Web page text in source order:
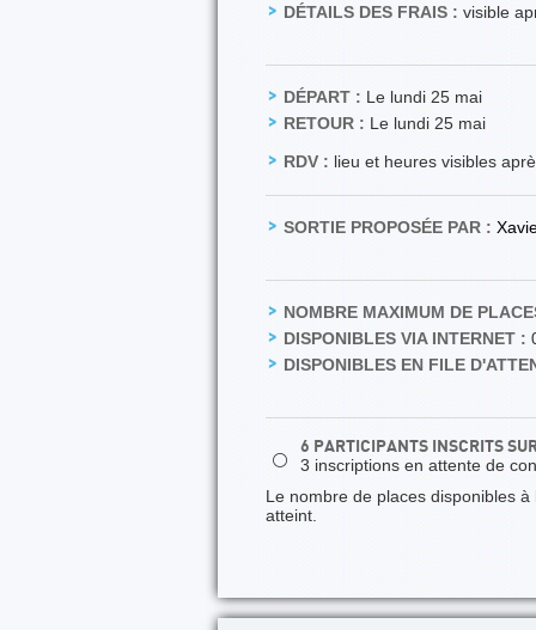
DÉTAILS DES FRAIS : visible
DÉPART : Le lundi 25 mai
RETOUR : Le lundi 25 mai
RDV : lieu et heures visibles
SORTIE PROPOSÉE PAR :
NOMBRE MAXIMUM DE
DISPONIBLES VIA INTERNET :
DISPONIBLES EN FILE
⚪
6 PARTICIPANTS INSCRITS
3 inscriptions en attente de
Le nombre de places disponibles
atteint.